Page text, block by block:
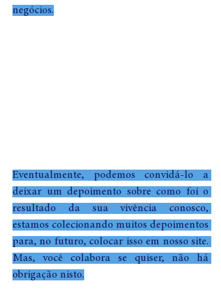
negócios.
Eventualmente, podemos convidá-lo a
deixar um depoimento sobre como foi o
resultado da sua vivência conosco,
estamos colecionando muitos depoimentos
para, no futuro, colocar isso em nosso site.
Mas, você colabora se quiser, não há
obrigação nisto.